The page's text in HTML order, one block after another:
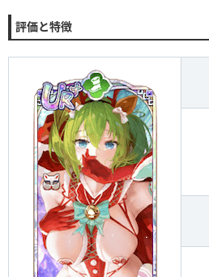
評価と特徴